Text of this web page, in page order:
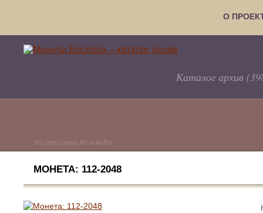
О
Каталог архив
по описанию Av или Rv
МОНЕТА: 112-2048